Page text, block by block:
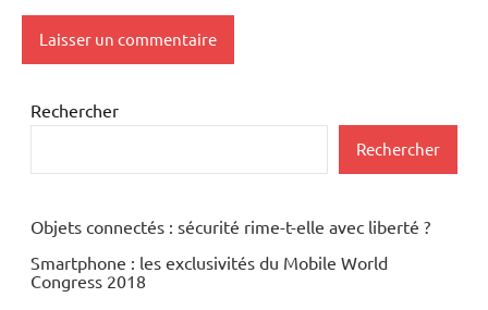
Rechercher
Rechercher
Objets connectés : sécurité rime-t-elle avec liberté ?
Smartphone : les exclusivités du Mobile World
Congress 2018